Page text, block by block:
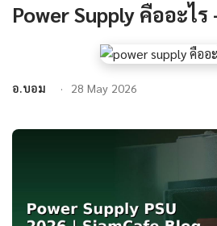
Power Supply คืออะไ
อ.บอม 28 May 2026